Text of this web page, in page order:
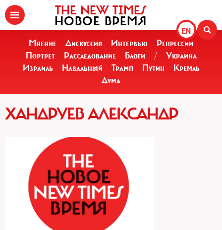
EN
THE NEW TIMES
НОВОЕ ВРЕМЯ
Мнение Дискуссия Интервью
Репрессии
Портрет
Расследование Блоги /
Украина
Израиль
Навальный Трамп Путин
Кремль
Дума
ХАНДРУЕВ АЛЕКСАНДР